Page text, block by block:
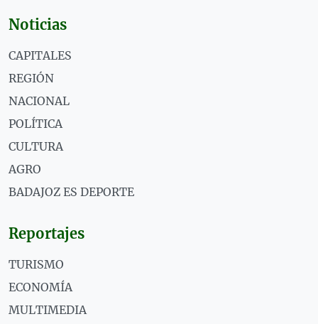
Noticias
CAPITALES
REGIÓN
NACIONAL
POLÍTICA
CULTURA
AGRO
BADAJOZ ES DEPORTE
Reportajes
TURISMO
ECONOMÍA
MULTIMEDIA